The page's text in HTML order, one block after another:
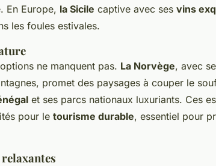
En Europe, la Sicile captive avec ses vins
les foules estivales.
ne manquent pas. La Norvège, avec
promet des paysages à couper le
et ses parcs nationaux luxuriants. Ces
pour le tourisme durable, essentiel pour